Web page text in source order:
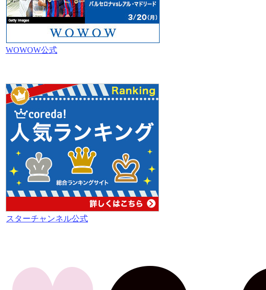
WOWOW公式
スターチャンネル公式